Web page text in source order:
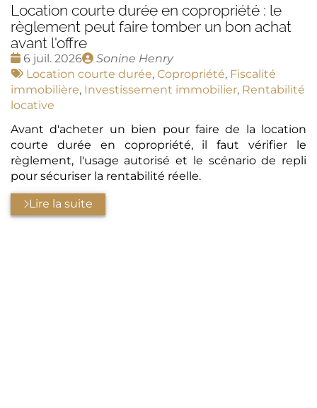
Location courte durée en copropriété : le
règlement peut faire tomber un bon achat
avant l'offre
Date
:
6 juil. 2026
Publié
par
Sonine Henry
Tags
:
Location courte durée, Copropriété, Fiscalité
immobilière, Investissement immobilier, Rentabilité
locative
Avant d'acheter un bien pour faire de la location
courte durée en copropriété, il faut vérifier le
règlement, l'usage autorisé et le scénario de repli
pour sécuriser la rentabilité réelle.
Lire la suite